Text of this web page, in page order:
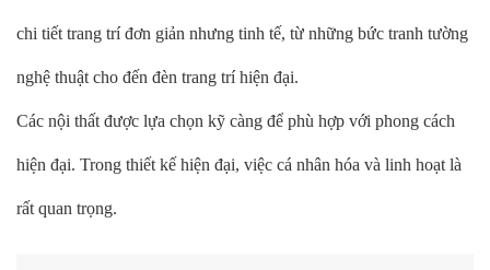
chi tiết trang trí đơn giản nhưng tinh tế, từ những bức tranh tường
nghệ thuật cho đến đèn trang trí hiện đại.
Các nội thất được lựa chọn kỹ càng để phù hợp với phong cách
hiện đại. Trong thiết kế hiện đại, việc cá nhân hóa và linh hoạt là
rất quan trọng.